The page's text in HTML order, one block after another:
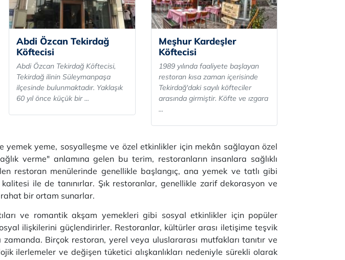
Abdi Özcan Tekirdağ
Köftecisi
Abdi Özcan Tekirdağ Köftecisi,
Tekirdağ ilinin Süleymanpaşa
ilçesinde bulunmaktadır. Yaklaşık
60 yıl önce küçük bir ...
Meşhur Kardeşler
Köftecisi
1989 yılında faaliyete başlayan
restoran kısa zaman içerisinde
Tekirdağ'daki sayılı köfteciler
arasında girmiştir. Köfte ve ızgara
...
yemek yeme, sosyalleşme ve özel etkinlikler için mekân sağlayan özel
verme" anlamına gelen bu terim, restoranların insanlara sağlıklı
restoran menülerinde genellikle başlangıç, ana yemek ve tatlı gibi
ile de tanınırlar. Şık restoranlar, genellikle zarif dekorasyon ve
rahat bir ortam sunarlar.
ve romantik akşam yemekleri gibi sosyal etkinlikler için popüler
ilişkilerini güçlendirirler. Restoranlar, kültürler arası iletişime teşvik
Birçok restoran, yerel veya uluslararası mutfakları tanıtır ve
ilerlemeler ve değişen tüketici alışkanlıkları nedeniyle sürekli olarak